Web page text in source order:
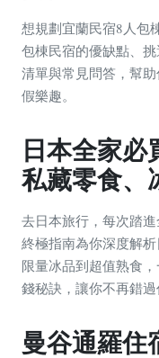
想規劃宜蘭民宿8人包
包棟民宿的優缺點、
清單與常見問答，幫
假樂趣。
日本全家必
私藏零食、
去日本旅行，每次踏
終極指南為你深度解析
限量冰品到超值熟食
錢秘訣，讓你不再錯過
曼谷通羅住